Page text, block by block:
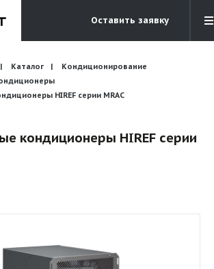
Оставить заявку
Бесплатный звонок
Каталог
Кондиционирование
HIREF серии MRAC
кондиционеры HIREF серии